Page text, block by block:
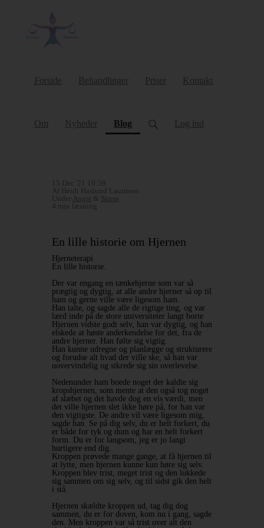
Forside Behandlinger Priser Kontakt
Om Nyheder Blog (current) Log ind
15 Dec '21 10:59
Af Heidi Haslund Lauritsen
Under Angst & Stress
4 min læsning
En lille historie om Hjernen
Hjerneterapi
En lille historie.
Der var engang en tænkehjerne som var så
prægtig og dygtig, at alle andre hjerner så op til
ham og gerne ville være ligesom ham.
Han talte, og sagde alle de rigtige ting, og var
lærd inde på de store universiteter langt borte
Hjernen vidste godt selv, han var dygtig, og han
elskede at høste anderkendelse for det, fra de
andre hjerner. Han følte sig vigtig.
Han kunne udregne og planlægge og strukturere
og forudse alt hvad der ville ske, så han var
uovervindelig og sikrede sig sin overlevelse.
Nedenunder ham boede noget der kaldte sig
kropshjernen, som mente at den også tog noget
af slæbet og det havde dog en vis værdi, men
det ville hjernen slet ikke høre på, for han var
den vigtigste. De andre vil være ligesom mig,
sagde han. Se på dig selv, du er helt forkert, du
er både for tyk og dum og har en helt forkert
form. Du er for langsom, jeg er jo langt
hurtigere end dig.
Kroppen prøvede mange gange, at få hjernen til
at lytte, men hjernen kunne kun høre sig selv.
Kroppen blev trist, meget trist og den lukkede
sig sammen om sig selv, og til sidst gik den helt
i stå.
Hjernen skældte kroppen ud, tag dig dog
sammen, du er for doven, kom nu i gang, sagde
den. Men kroppen var så trist over alt den